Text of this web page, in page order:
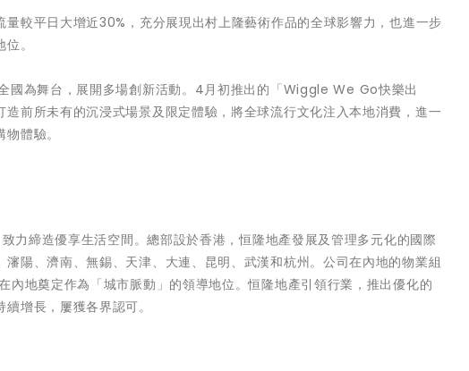
較平日大增近30%，充分展現出村上隆藝術作品的全球影響力，也進一步
。
國為舞台，展開多場創新活動。4月初推出的「Wiggle We Go快樂出
前所未有的沉浸式場景及限定體驗，將全球流行文化注入本地消費，進一
體驗。
力締造優享生活空間。總部設於香港，恒隆地產發展及管理多元化的國際
陽、濟南、無錫、天津、大連、昆明、武漢和杭州。公司在內地的物業組
地奠定作為「城市脈動」的領導地位。恒隆地產引領行業，推出優化的
增長，屢獲各界認可。